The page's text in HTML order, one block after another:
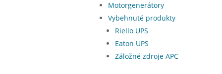
Motorgenerátory
Vybehnuté produkty
Riello UPS
Eaton UPS
Záložné zdroje APC